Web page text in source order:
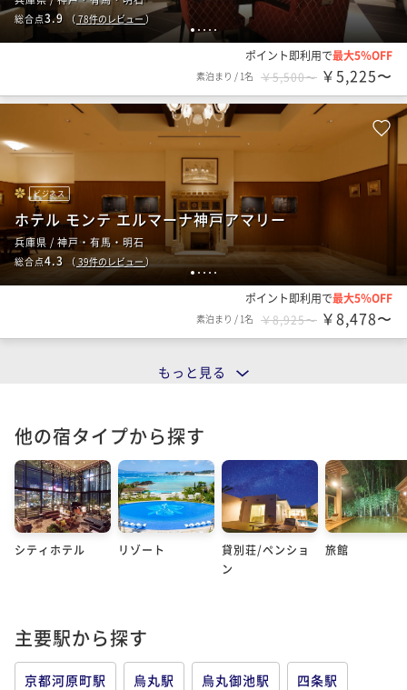
12345
総合点3.9 （ 78件のレビュー）
ポイント即利用で最大5％OFF
素泊まり / 1名 ￥5,500〜 ￥5,225〜
1 2 3 4 5
ビジネス
ホテル モンテ エルマーナ神戸アマリー
兵庫県 / 神戸・有馬・明石
総合点4.3 （ 39件のレビュー）
ポイント即利用で最大5％OFF
素泊まり / 1名 ￥8,925〜 ￥8,478〜
もっと見る
他の宿タイプから探す
シティホテル リゾート
貸別荘/ペンショ
ン
旅館
主要駅から探す
京都河原町駅 烏丸駅 烏丸御池駅 四条駅